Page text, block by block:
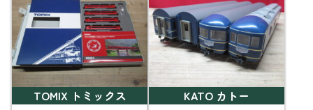
TOMIX トミックス KATO カトー